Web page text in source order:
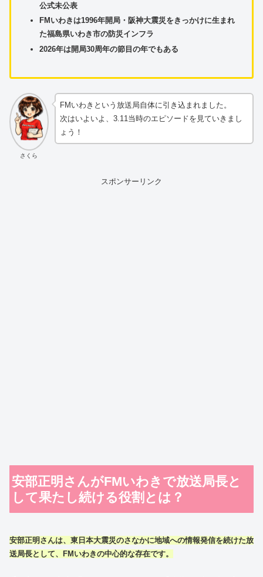
公式未公表
FMいわきは1996年開局・阪神大震災をきっかけに生まれ
た福島県いわき市の防災インフラ
2026年は開局30周年の節目の年でもある
さくら
FMいわきという放送局自体に引き込まれました。
次はいよいよ、3.11当時のエピソードを見ていきまし
ょう！
スポンサーリンク
安部正明さんがFMいわきで放送局長と
して果たし続ける役割とは？
安部正明さんは、東日本大震災のさなかに地域への情報発信を続けた放
送局長として、FMいわきの中心的な存在です。